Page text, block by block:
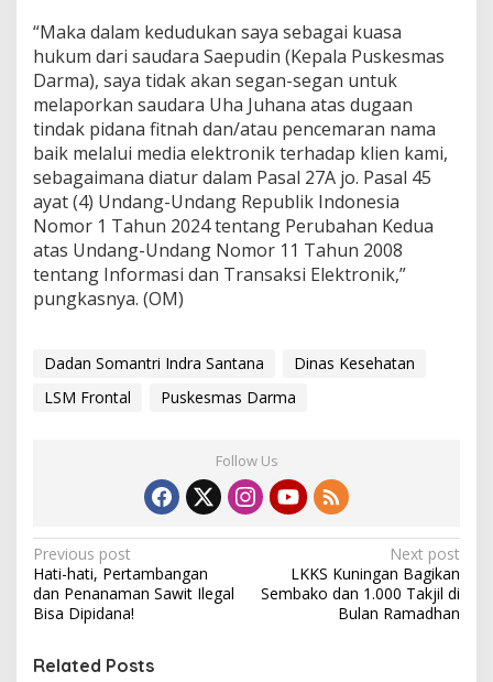
“Maka dalam kedudukan saya sebagai kuasa
hukum dari saudara Saepudin (Kepala Puskesmas
Darma), saya tidak akan segan-segan untuk
melaporkan saudara Uha Juhana atas dugaan
tindak pidana fitnah dan/atau pencemaran nama
baik melalui media elektronik terhadap klien kami,
sebagaimana diatur dalam Pasal 27A jo. Pasal 45
ayat (4) Undang-Undang Republik Indonesia
Nomor 1 Tahun 2024 tentang Perubahan Kedua
atas Undang-Undang Nomor 11 Tahun 2008
tentang Informasi dan Transaksi Elektronik,”
pungkasnya. (OM)
Dadan Somantri Indra Santana
Dinas Kesehatan
LSM Frontal
Puskesmas Darma
Follow Us
Post
navigation
Previous post
Hati-hati, Pertambangan
dan Penanaman Sawit Ilegal
Bisa Dipidana!
Next post
LKKS Kuningan Bagikan
Sembako dan 1.000 Takjil di
Bulan Ramadhan
Related Posts